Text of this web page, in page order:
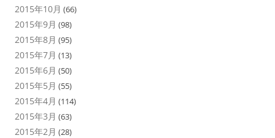
2015年10月 (66)
2015年9月 (98)
2015年8月 (95)
2015年7月 (13)
2015年6月 (50)
2015年5月 (55)
2015年4月 (114)
2015年3月 (63)
2015年2月 (28)